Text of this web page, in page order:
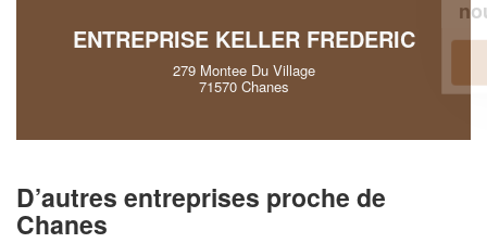
ENTREPRISE KELLER FREDERIC
279 Montee Du Village
71570 Chanes
D’autres entreprises proche de
Chanes
En savoir plus